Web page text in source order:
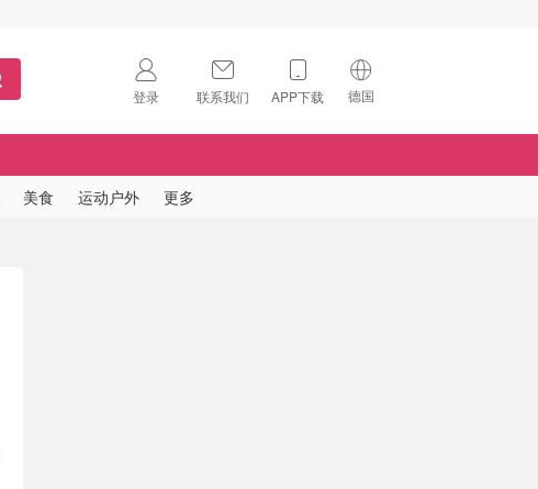
登录 联系我们 APP下载 德国
🇺🇸
美食 运动户外 更多